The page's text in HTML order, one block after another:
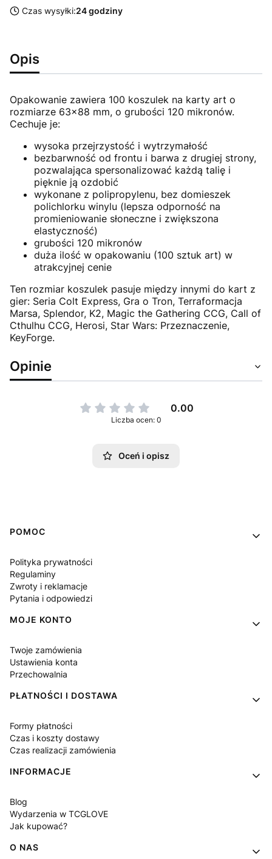
Czas wysyłki:24 godziny
Opis
Opakowanie zawiera 100 koszulek na karty art o
rozmiarze 63x88 mm, o grubości 120 mikronów.
Cechuje je:
wysoka przejrzystość i wytrzymałość
bezbarwność od frontu i barwa z drugiej strony,
pozwalająca spersonalizować każdą talię i
pięknie ją ozdobić
wykonane z polipropylenu, bez domieszek
polichlorku winylu (lepsza odporność na
promieniowanie słoneczne i zwiększona
elastyczność)
grubości 120 mikronów
duża ilość w opakowaniu (100 sztuk art) w
atrakcyjnej cenie
Ten rozmiar koszulek pasuje między innymi do kart z
gier: Seria Colt Express, Gra o Tron, Terraformacja
Marsa, Splendor, K2, Magic the Gathering CCG, Call of
Cthulhu CCG, Herosi, Star Wars: Przeznaczenie,
KeyForge.
Opinie
0.00
Liczba ocen: 0
Oceń i opisz
Linki w stopce
POMOC
Polityka prywatności
Regulaminy
Zwroty i reklamacje
Pytania i odpowiedzi
MOJE KONTO
Twoje zamówienia
Ustawienia konta
Przechowalnia
PŁATNOŚCI I DOSTAWA
Formy płatności
Czas i koszty dostawy
Czas realizacji zamówienia
INFORMACJE
Blog
Wydarzenia w TCGLOVE
Jak kupować?
O NAS